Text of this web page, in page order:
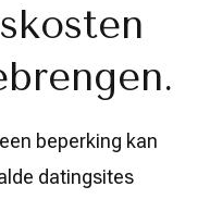
beperking kan
datingsites